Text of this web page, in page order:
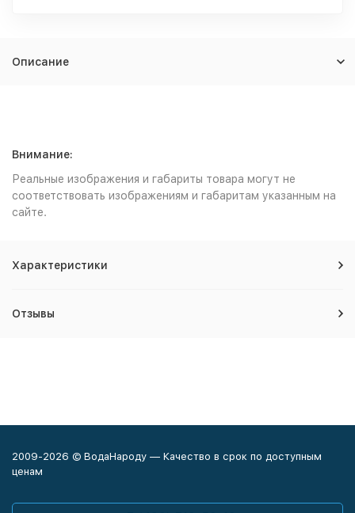
Описание
Внимание:
Реальные изображения и габариты товара могут не
соответствовать изображениям и габаритам указанным на
сайте.
Характеристики
Отзывы
2009-2026 © ВодаНароду — Качество в срок по доступным
ценам